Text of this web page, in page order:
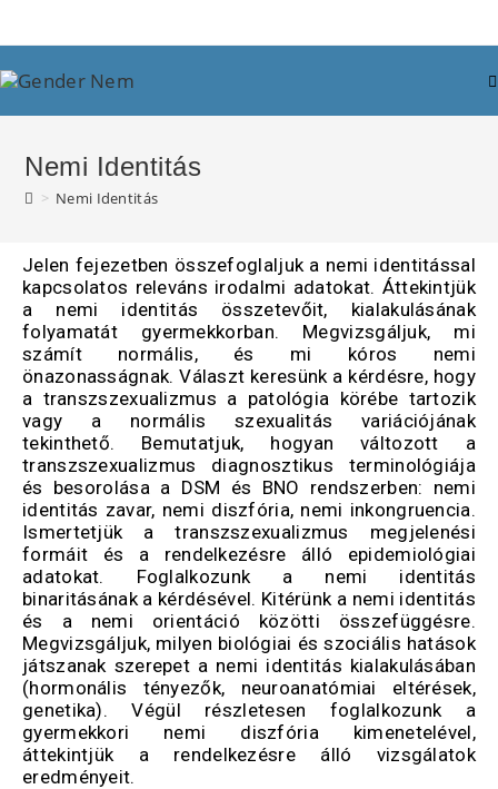
Nemi Identitás
> Nemi Identitás
Jelen fejezetben összefoglaljuk a nemi identitással
kapcsolatos releváns irodalmi adatokat. Áttekintjük
a nemi identitás összetevőit, kialakulásának
folyamatát gyermekkorban. Megvizsgáljuk, mi
számít normális, és mi kóros nemi
önazonasságnak. Választ keresünk a kérdésre, hogy
a transzszexualizmus a patológia körébe tartozik
vagy a normális szexualitás variációjának
tekinthető. Bemutatjuk, hogyan változott a
transzszexualizmus diagnosztikus terminológiája
és besorolása a DSM és BNO rendszerben: nemi
identitás zavar, nemi diszfória, nemi inkongruencia.
Ismertetjük a transzszexualizmus megjelenési
formáit és a rendelkezésre álló epidemiológiai
adatokat. Foglalkozunk a nemi identitás
binaritásának a kérdésével. Kitérünk a nemi identitás
és a nemi orientáció közötti összefüggésre.
Megvizsgáljuk, milyen biológiai és szociális hatások
játszanak szerepet a nemi identitás kialakulásában
(hormonális tényezők, neuroanatómiai eltérések,
genetika). Végül részletesen foglalkozunk a
gyermekkori nemi diszfória kimenetelével,
áttekintjük a rendelkezésre álló vizsgálatok
eredményeit.